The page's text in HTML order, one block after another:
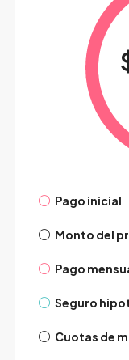
Pago inicial
Monto del
Pago
Seguro
Cuotas de